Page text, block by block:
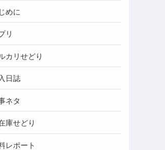
めに
リ
カリせどり
日誌
ネタ
庫せどり
レポート